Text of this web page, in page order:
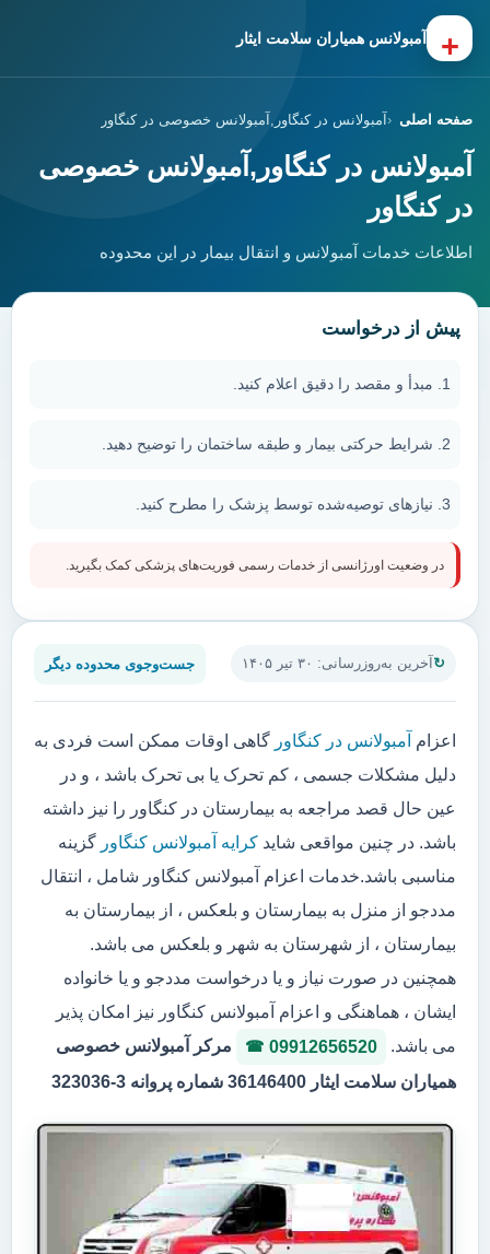
+ آمبولانس همیاران سلامت ایثار
صفحه اصلی آمبولانس در کنگاور,آمبولانس خصوصی در کنگاور
آمبولانس در کنگاور,آمبولانس خصوصی
در کنگاور
اطلاعات خدمات آمبولانس و انتقال بیمار در این محدوده
آخرین به‌روزرسانی: ۳۰ تیر ۱۴۰۵ جست‌وجوی محدوده دیگر
اعزام آمبولانس در کنگاور گاهی اوقات ممکن است فردی به
دلیل مشکلات جسمی ، کم تحرک یا بی تحرک باشد ، و در
عین حال قصد مراجعه به بیمارستان در کنگاور را نیز داشته
باشد. در چنین مواقعی شاید کرایه آمبولانس کنگاور گزینه
مناسبی باشد.خدمات اعزام آمبولانس کنگاور شامل ، انتقال
مددجو از منزل به بیمارستان و بلعکس ، از بیمارستان به
بیمارستان ، از شهرستان به شهر و بلعکس می باشد.
همچنین در صورت نیاز و یا درخواست مددجو و یا خانواده
ایشان ، هماهنگی و اعزام آمبولانس کنگاور نیز امکان پذیر
می باشد.
09912656520
مرکر آمبولانس خصوصی
همیاران سلامت ایثار 36146400 شماره پروانه 3-323036
پیش از درخواست
مبدأ و مقصد را دقیق اعلام کنید.
شرایط حرکتی بیمار و طبقه ساختمان را توضیح دهید.
نیازهای توصیه‌شده توسط پزشک را مطرح کنید.
در وضعیت اورژانسی از خدمات رسمی فوریت‌های پزشکی کمک بگیرید.